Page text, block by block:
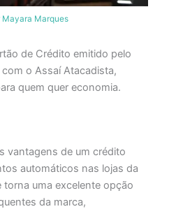
Mayara Marques
de Crédito emitido pelo
o Assaí Atacadista,
quem quer economia.
vantagens de um crédito
automáticos nas lojas da
torna uma excelente opção
da marca,